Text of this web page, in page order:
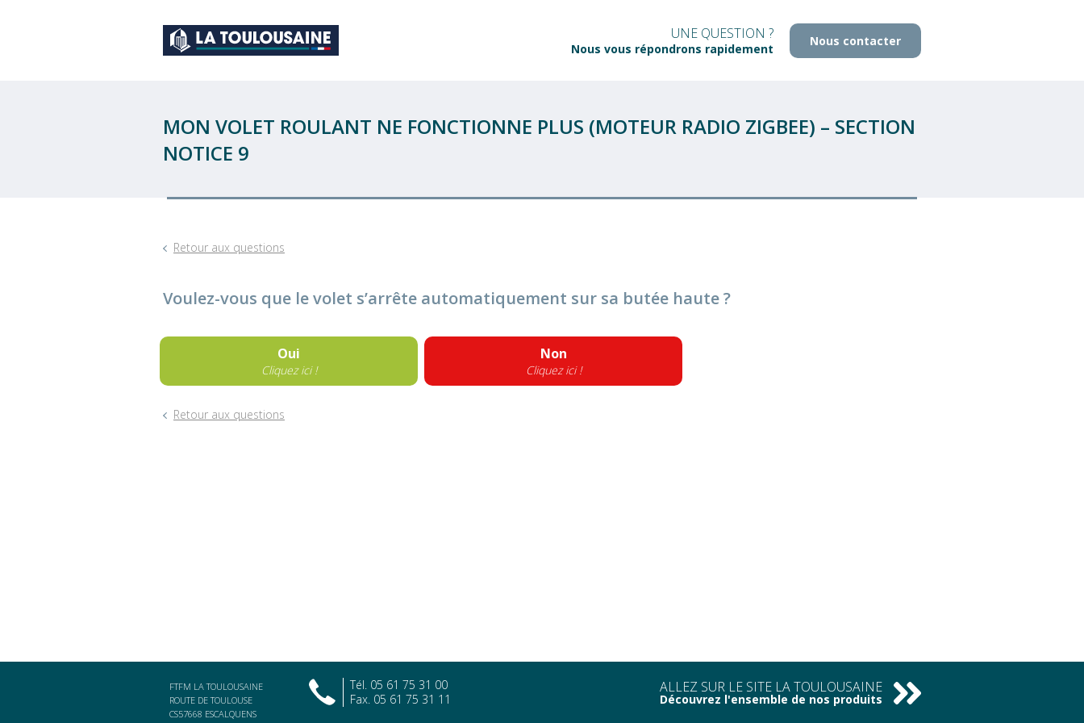
UNE QUESTION ?
Nous vous répondrons rapidement
Nous contacter
MON VOLET ROULANT NE FONCTIONNE PLUS (MOTEUR RADIO ZIGBEE) – SECTION
NOTICE 9
Retour aux questions
Voulez-vous que le volet s’arrête automatiquement sur sa butée haute ?
Oui
Cliquez ici !
Non
Cliquez ici !
Retour aux questions
FTFM LA TOULOUSAINE
ROUTE DE TOULOUSE
CS57668 ESCALQUENS
Tél. 05 61 75 31 00
Fax. 05 61 75 31 11
ALLEZ SUR LE SITE LA TOULOUSAINE
Découvrez l'ensemble de nos produits